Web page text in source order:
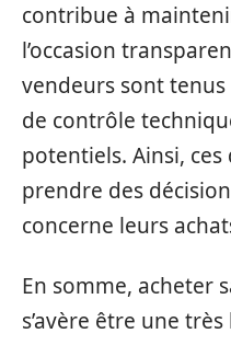
contribue à
l’occasion
vendeurs sont
de contrôle
potentiels. Ainsi,
prendre des
concerne leurs
En somme, acheter
s’avère être une